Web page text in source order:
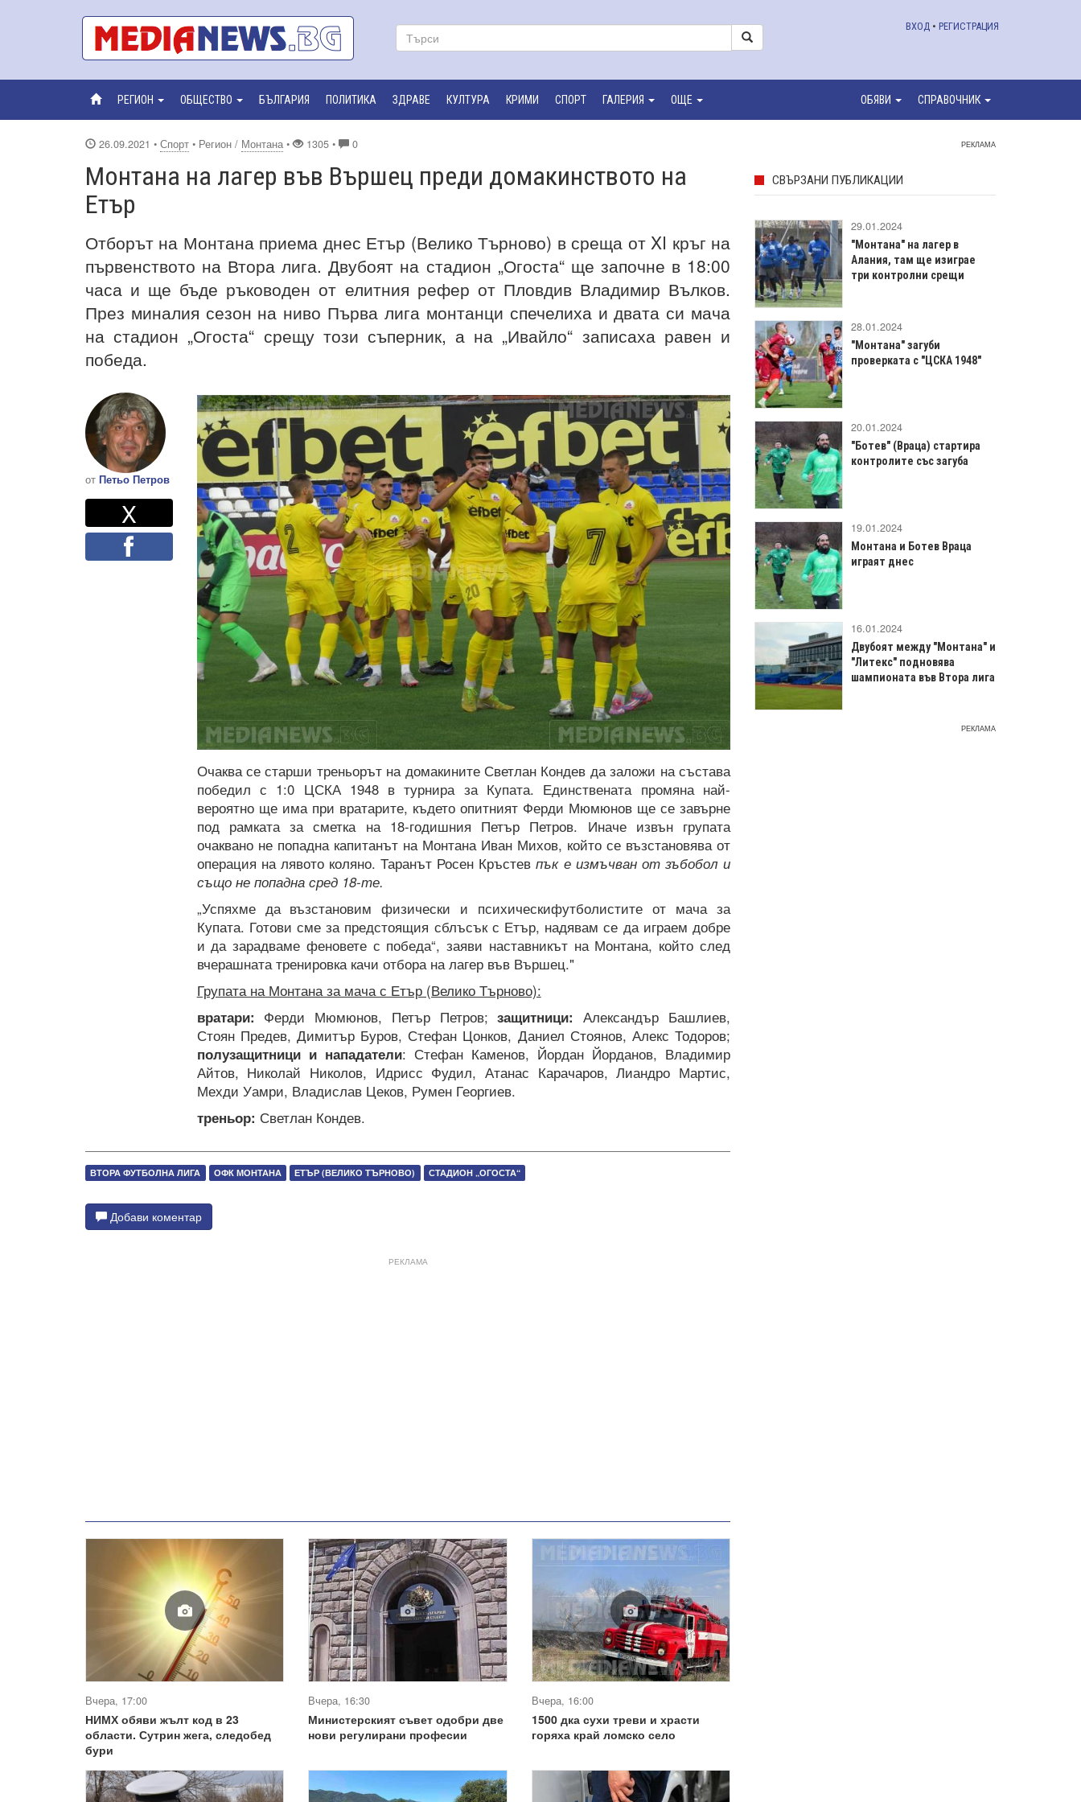
ВХОД • РЕГИСТРАЦИЯ
РЕГИОН ОБЩЕСТВО БЪЛГАРИЯ ПОЛИТИКА ЗДРАВЕ КУЛТУРА КРИМИ СПОРТ ГАЛЕРИЯ ОЩЕ ОБЯВИ СПРАВОЧНИК
26.09.2021 • Спорт • Регион / Монтана • 1305 • 0
Монтана на лагер във Вършец преди домакинството на
Етър
Отборът на Монтана приема днес Етър (Велико Търново) в среща от XI кръг на
първенството на Втора лига. Двубоят на стадион „Огоста“ ще започне в 18:00
часа и ще бъде ръководен от елитния рефер от Пловдив Владимир Вълков.
През миналия сезон на ниво Първа лига монтанци спечелиха и двата си мача
на стадион „Огоста“ срещу този съперник, а на „Ивайло“ записаха равен и
победа.
от Петьо Петров
Споделете
XTwitter
Facebook
Очаква се старши треньорът на домакините Светлан Кондев да заложи на състава
победил с 1:0 ЦСКА 1948 в турнира за Купата. Единствената промяна най-
вероятно ще има при вратарите, където опитният Ферди Мюмюнов ще се завърне
под рамката за сметка на 18-годишния Петър Петров. Иначе извън групата
очаквано не попадна капитанът на Монтана Иван Михов, който се възстановява от
операция на лявото коляно. Таранът Росен Кръстев пък е измъчван от зъбобол и
също не попадна сред 18-те.
„Успяхме да възстановим физически и психическифутболистите от мача за
Купата. Готови сме за предстоящия сблъсък с Етър, надявам се да играем добре
и да зарадваме феновете с победа“, заяви наставникът на Монтана, който след
вчерашната тренировка качи отбора на лагер във Вършец."
Групата на Монтана за мача с Етър (Велико Търново):
вратари: Ферди Мюмюнов, Петър Петров;защитници: Александър Башлиев,
Стоян Предев, Димитър Буров, Стефан Цонков, Даниел Стоянов, Алекс Тодоров;
полузащитници и нападатели: Стефан Каменов, Йордан Йорданов, Владимир
Айтов, Николай Николов, Идрисс Фудил, Атанас Карачаров, Лиандро Мартис,
Мехди Уамри, Владислав Цеков, Румен Георгиев.
треньор: Светлан Кондев.
ВТОРА ФУТБОЛНА ЛИГА ОФК МОНТАНА ЕТЪР (ВЕЛИКО ТЪРНОВО) СТАДИОН „ОГОСТА“
Добави коментар
РЕКЛАМА
Вчера, 17:00
НИМХ обяви жълт код в 23
области. Сутрин жега, следобед
бури
Вчера, 16:30
Министерският съвет одобри две
нови регулирани професии
Вчера, 16:00
1500 дка сухи треви и храсти
горяха край ломско село
РЕКЛАМА
СВЪРЗАНИ ПУБЛИКАЦИИ
29.01.2024
"Монтана" на лагер в
Алания, там ще изиграе
три контролни срещи
28.01.2024
"Монтана" загуби
проверката с "ЦСКА 1948"
20.01.2024
"Ботев" (Враца) стартира
контролите със загуба
19.01.2024
Монтана и Ботев Враца
играят днес
16.01.2024
Двубоят между "Монтана" и
"Литекс" подновява
шампионата във Втора лига
РЕКЛАМА